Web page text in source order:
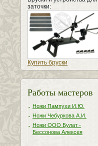
заточки:
Купить бруски
Работы мастеров
Ножи Пампухи И.Ю.
Ножи Чебуркова А.И.
Ножи ООО Булат -
Бессонова Алексея